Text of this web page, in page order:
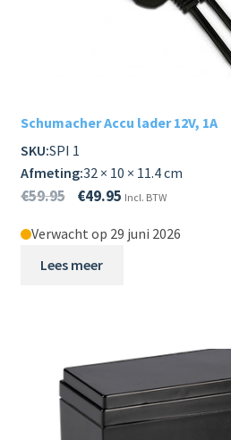
Schumacher Accu lader 12V, 1A
SKU:SPI 1
Afmeting:32 × 10 × 11.4 cm
€59.95 €49.95 Incl. BTW
Verwacht op 29 juni 2026
Lees meer